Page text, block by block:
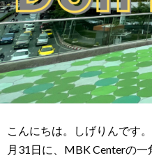
こんにちは。しげりんです
月31日に、MBK Centerの